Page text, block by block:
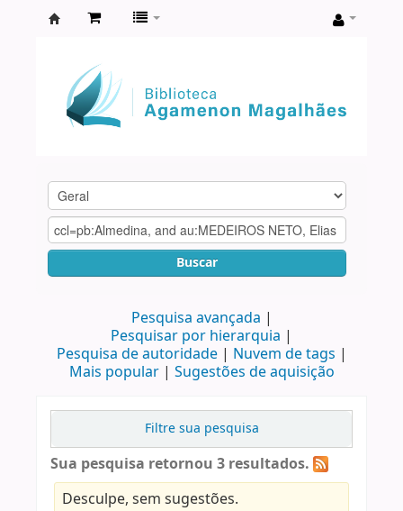
Agamenon
Magalhães
Buscar
Pesquisa avançada
Pesquisar por hierarquia
Pesquisa de autoridade
Nuvem de tags
Mais popular
Sugestões de aquisição
Filtre sua pesquisa
Sua pesquisa retornou 3 resultados.
Desculpe, sem sugestões.